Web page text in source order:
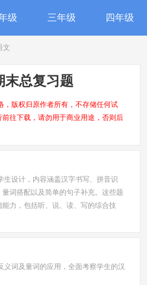
级 三年级 四年级
文
末总复习题
，版权归原作者所有，不存储任何试
往下载，请勿用于商业用途，否则后
生设计，内容涵盖汉字书写、拼音识
词搭配以及简单的句子补充。这些题
力，包括听、说、读、写的综合技
义词及量词的应用，全面考察学生的汉